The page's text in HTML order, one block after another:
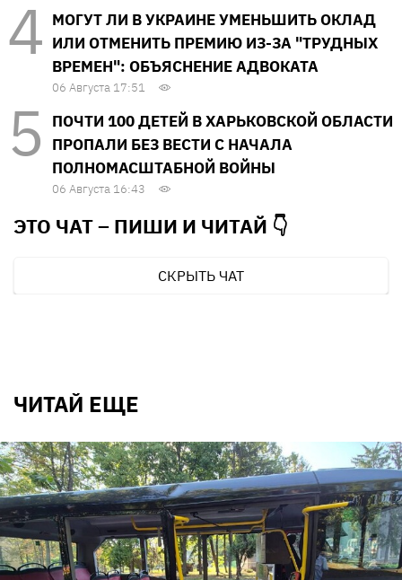
МОГУТ ЛИ В УКРАИНЕ УМЕНЬШИТЬ ОКЛАД
ИЛИ ОТМЕНИТЬ ПРЕМИЮ ИЗ-ЗА "ТРУДНЫХ
ВРЕМЕН": ОБЪЯСНЕНИЕ АДВОКАТА
06 Августа 17:51
ПОЧТИ 100 ДЕТЕЙ В ХАРЬКОВСКОЙ ОБЛАСТИ
ПРОПАЛИ БЕЗ ВЕСТИ С НАЧАЛА
ПОЛНОМАСШТАБНОЙ ВОЙНЫ
06 Августа 16:43
ЭТО ЧАТ – ПИШИ И ЧИТАЙ 👇
СКРЫТЬ ЧАТ
ЧИТАЙ ЕЩЕ